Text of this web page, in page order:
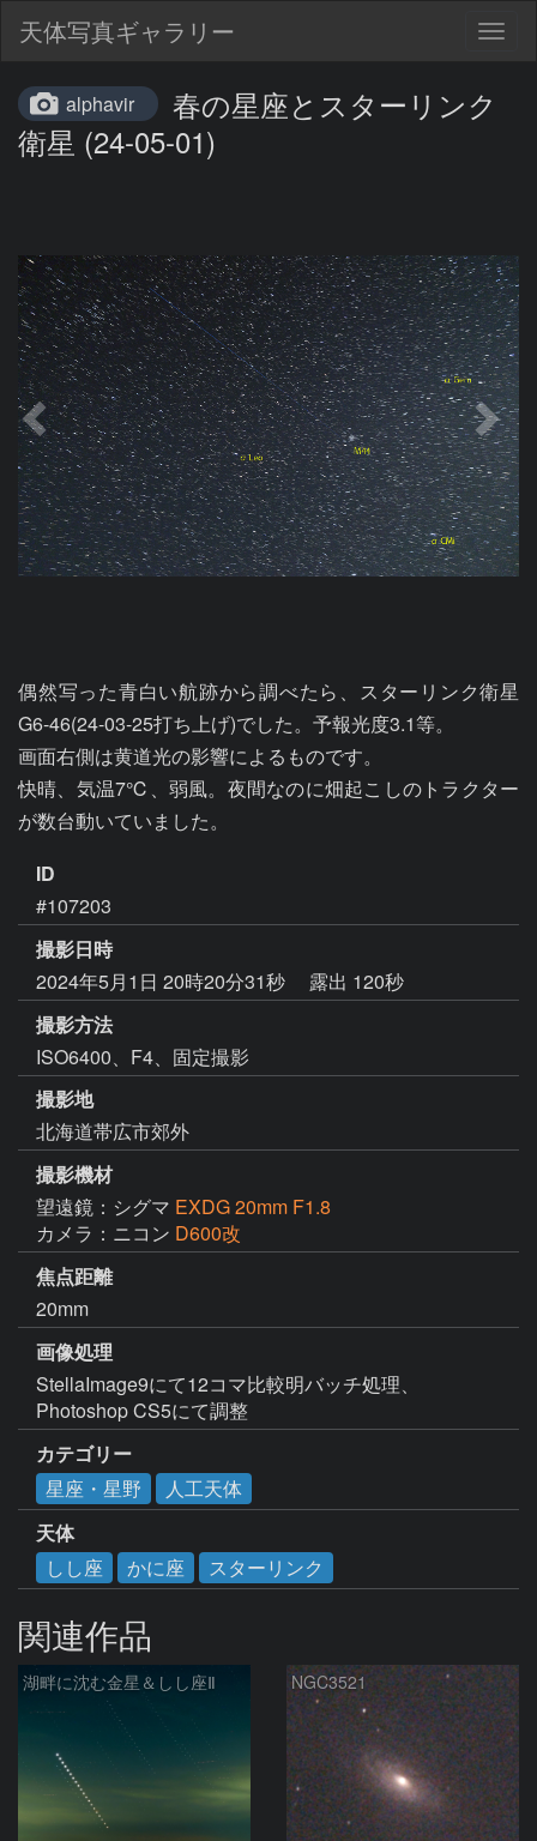
天体写真ギャラリー
alphavir
春の星座とスターリンク
衛星 (24-05-01)
偶然写った青白い航跡から調べたら、スターリンク衛星
G6-46(24-03-25打ち上げ)でした。予報光度3.1等。
画面右側は黄道光の影響によるものです。
快晴、気温7℃、弱風。夜間なのに畑起こしのトラクター
が数台動いていました。
ID
#107203
撮影日時
2024年5月1日 20時20分31秒
露出 120秒
撮影方法
ISO6400、F4、固定撮影
撮影地
北海道帯広市郊外
撮影機材
望遠鏡：シグマ EXDG 20mm F1.8
カメラ：ニコン D600改
焦点距離
20mm
画像処理
StellaImage9にて12コマ比較明バッチ処理、
Photoshop CS5にて調整
カテゴリー
星座・星野
人工天体
天体
しし座
かに座 スターリンク
関連作品
湖畔に沈む金星＆しし座Ⅱ NGC3521